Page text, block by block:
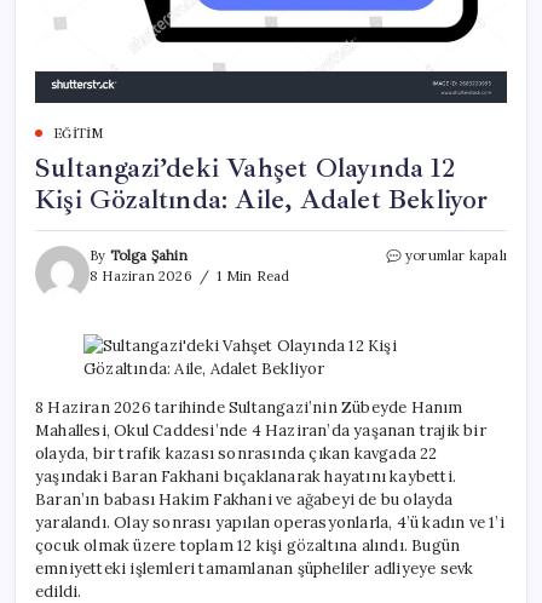
EĞITIM
Sultangazi’deki Vahşet Olayında 12
Kişi Gözaltında: Aile, Adalet Bekliyor
By Tolga Şahin
8 Haziran 2026
1 Min Read
Sultangazi’deki
Bekliyor
için
yorumlar kapalı
8 Haziran 2026 tarihinde Sultangazi’nin Zübeyde Hanım
Mahallesi, Okul Caddesi’nde 4 Haziran’da yaşanan trajik bir
olayda, bir trafik kazası sonrasında çıkan kavgada 22
yaşındaki Baran Fakhani bıçaklanarak hayatını kaybetti.
Baran’ın babası Hakim Fakhani ve ağabeyi de bu olayda
yaralandı. Olay sonrası yapılan operasyonlarla, 4’ü kadın ve 1’i
çocuk olmak üzere toplam 12 kişi gözaltına alındı. Bugün
emniyetteki işlemleri tamamlanan şüpheliler adliyeye sevk
edildi.